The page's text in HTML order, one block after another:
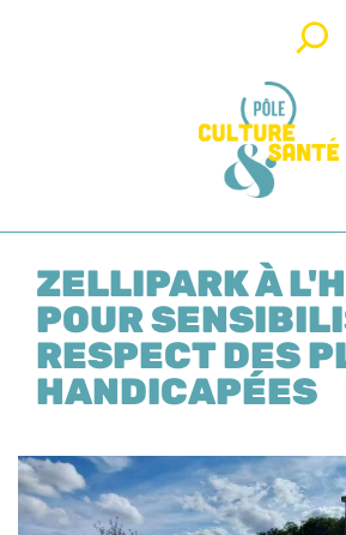
ZELLIPARK À
POUR
RESPECT DES
HANDICAPÉES